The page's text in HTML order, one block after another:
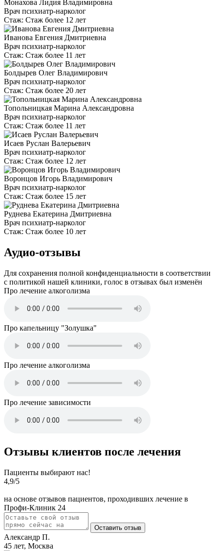
Монахова Лидия Владимировна
Врач психиатр-нарколог
Стаж: Стаж более 12 лет
Иванова Евгения Дмитриевна
Врач психиатр-нарколог
Стаж: Стаж более 11 лет
Болдырев Олег Владимирович
Врач психиатр-нарколог
Стаж: Стаж более 20 лет
Топольницкая Марина Александровна
Врач психиатр-нарколог
Стаж: Стаж более 11 лет
Исаев Руслан Валерьевич
Врач психиатр-нарколог
Стаж: Стаж более 12 лет
Воронцов Игорь Владимирович
Врач психиатр-нарколог
Стаж: Стаж более 15 лет
Руднева Екатерина Дмитриевна
Врач психиатр-нарколог
Стаж: Стаж более 10 лет
Аудио-отзывы
Для сохранения полной конфиденциальности в соответствии
с политикой нашей клиники, голос в отзывах был изменён
Про лечение алкоголизма
Про капельницу "Золушка"
Про лечение алкоголизма
Про лечение зависимости
Отзывы клиентов после лечения
Пациенты выбирают нас!
4,9/5
на основе отзывов пациентов, проходивших лечение в
Профи-Клиник 24
Оставить отзыв
Александр П.
45 лет, Москва